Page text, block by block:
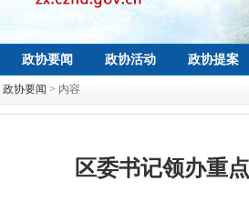
政协要闻 政协活动 政协提案
政协要闻 > 内容
区委书记领办重